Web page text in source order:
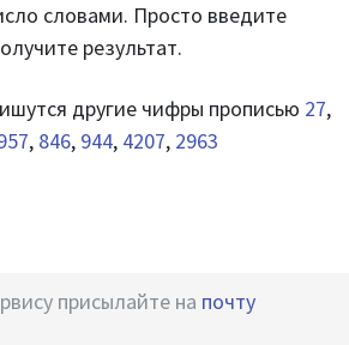
словами. Просто введите
результат.
другие чифры прописью 27,
, 846, 944, 4207, 2963
присылайте на почту